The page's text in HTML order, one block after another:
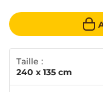
Taille :
240 x 135 cm